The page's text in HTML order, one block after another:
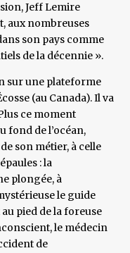
Jeff Lemire
aux nombreuses
son pays comme
de la décennie ».
sur une plateforme
(au Canada). Il va
ce moment
fond de l’océan,
son métier, à celle
: la
plongée, à
le guide
pied de la foreuse
le médecin
de